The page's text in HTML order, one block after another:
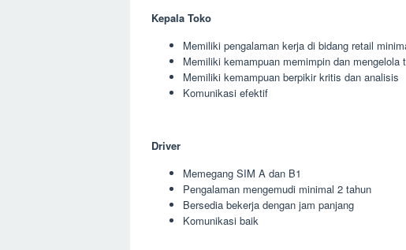
Kepala Toko
Memiliki pengalaman kerja di bidang retail
Memiliki kemampuan memimpin dan mengelola
Memiliki kemampuan berpikir kritis dan analisis
Komunikasi efektif
Driver
Memegang SIM A dan B1
Pengalaman mengemudi minimal 2 tahun
Bersedia bekerja dengan jam panjang
Komunikasi baik